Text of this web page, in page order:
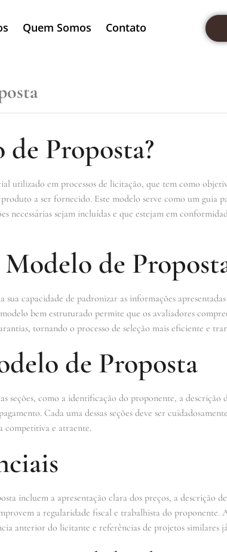
Quem Somos Contato
Proposta?
utilizado em processos de licitação, que tem como
a ser fornecido. Este modelo serve como um guia
necessárias sejam incluídas e que estejam em
de
capacidade de padronizar as informações
bem estruturado permite que os avaliadores
tornando o processo de seleção mais eficiente e
de Proposta
seções, como a identificação do proponente, a
Cada uma dessas seções deve ser
competitiva e atraente.
incluem a apresentação clara dos preços, a descrição
a regularidade fiscal e trabalhista do proponente.
anterior do licitante e referências de projetos similares